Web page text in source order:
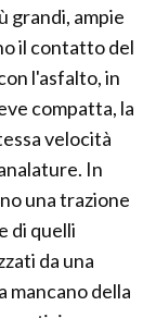
grandi, ampie
il contatto del
l'asfalto, in
compatta, la
velocità
In
una trazione
di quelli
da una
mancano della